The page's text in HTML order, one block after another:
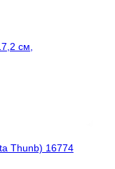
см,